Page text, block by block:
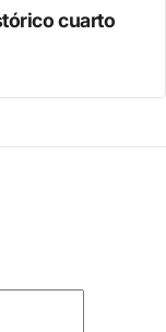
cuarto